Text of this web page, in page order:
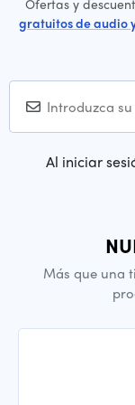
Ofertas y
gratuitos de audio
Al iniciar
Más que una